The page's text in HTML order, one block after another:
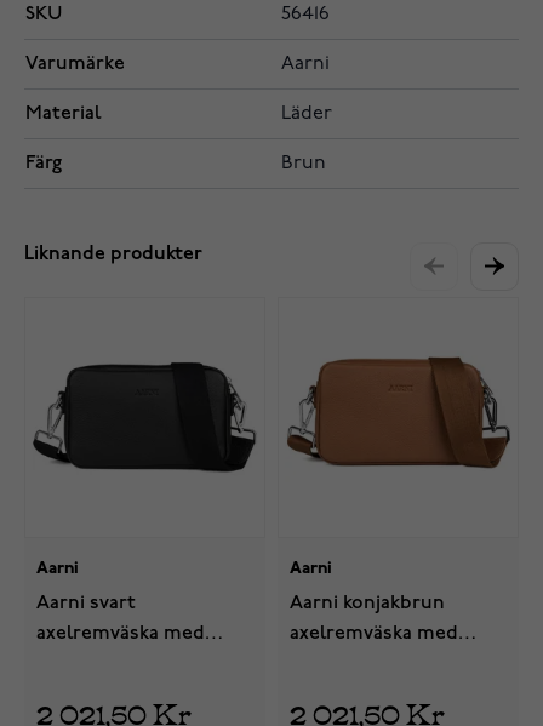
SKU 56416
Varumärke Aarni
Material Läder
Färg Brun
Liknande produkter
Aarni
Aarni svart
axelremväska med
2 021,50 Kr
Aarni
Aarni konjakbrun
axelremväska med
2 021,50 Kr